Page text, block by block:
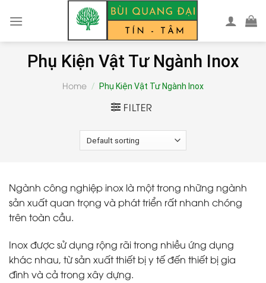
Phụ Kiện Vật Tư Ngành Inox
Home / Phụ Kiện Vật Tư Ngành Inox
FILTER
Ngành công nghiệp inox là một trong những ngành
sản xuất quan trọng và phát triển rất nhanh chóng
trên toàn cầu.
Inox được sử dụng rộng rãi trong nhiều ứng dụng
khác nhau, từ sản xuất thiết bị y tế đến thiết bị gia
đình và cả trong xây dựng.